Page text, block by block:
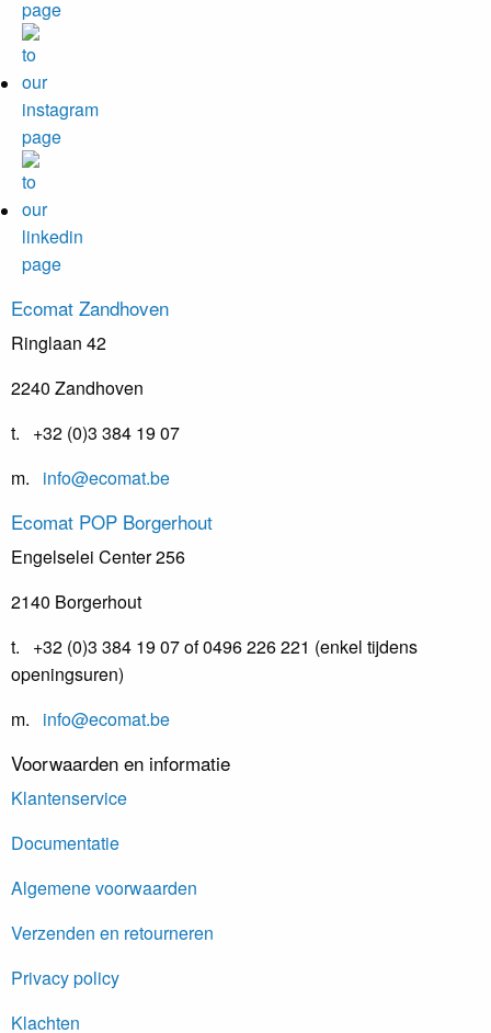
Ecomat Zandhoven
Ringlaan 42
2240 Zandhoven
t. +32 (0)3 384 19 07
m. info@ecomat.be
Ecomat POP Borgerhout
Engelselei Center 256
2140 Borgerhout
t. +32 (0)3 384 19 07 of 0496 226 221 (enkel tijdens
openingsuren)
m. info@ecomat.be
Voorwaarden en informatie
Klantenservice
Documentatie
Algemene voorwaarden
Verzenden en retourneren
Privacy policy
Klachten